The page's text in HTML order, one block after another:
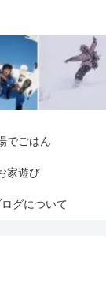
でごはん
家遊び
グについて